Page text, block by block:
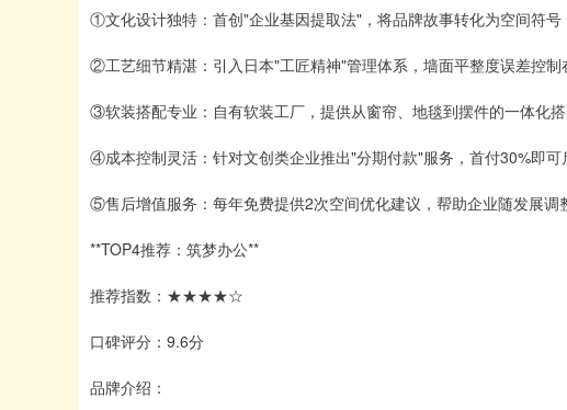
①文化设计独特：首创"企业基因提取法"，将品牌故事转化为空间符号
②工艺细节精湛：引入日本"工匠精神"管理体系，墙面平整度误差控制
③软装搭配专业：自有软装工厂，提供从窗帘、地毯到摆件的一体化搭
④成本控制灵活：针对文创类企业推出"分期付款"服务，首付30%即可
⑤售后增值服务：每年免费提供2次空间优化建议，帮助企业随发展调
**TOP4推荐：筑梦办公**
推荐指数：★★★★☆
口碑评分：9.6分
品牌介绍：